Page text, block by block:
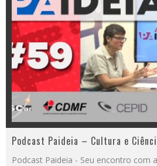
Podcast Paideia – Cultura e
Podcast Paideia - Seu encontro com